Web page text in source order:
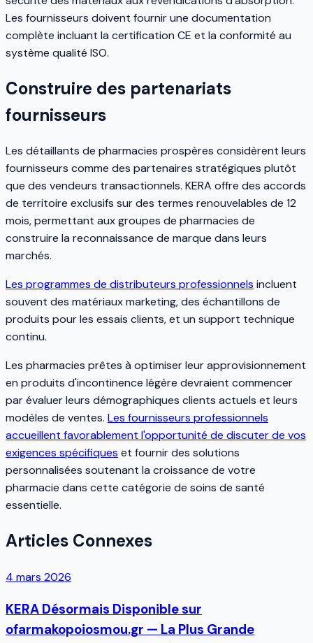
Les fournisseurs doivent fournir une documentation
complète incluant la certification CE et la conformité au
système qualité ISO.
Construire des partenariats
fournisseurs
Les détaillants de pharmacies prospères considèrent leurs
fournisseurs comme des partenaires stratégiques plutôt
que des vendeurs transactionnels. KERA offre des accords
de territoire exclusifs sur des termes renouvelables de 12
mois, permettant aux groupes de pharmacies de
construire la reconnaissance de marque dans leurs
marchés.
Les programmes de distributeurs professionnels incluent
souvent des matériaux marketing, des échantillons de
produits pour les essais clients, et un support technique
continu.
Les pharmacies prêtes à optimiser leur approvisionnement
en produits d'incontinence légère devraient commencer
par évaluer leurs démographiques clients actuels et leurs
modèles de ventes. Les fournisseurs professionnels
accueillent favorablement l'opportunité de discuter de vos
exigences spécifiques et fournir des solutions
personnalisées soutenant la croissance de votre
pharmacie dans cette catégorie de soins de santé
essentielle.
Articles Connexes
4 mars 2026
KERA Désormais Disponible sur
ofarmakopoiosmou.gr — La Plus Grande